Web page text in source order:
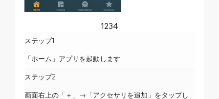
1 234
ステップ1
「ホーム」アプリを起動します
ステップ2
画面右上の「＋」→「アクセサリを追加」をタップし